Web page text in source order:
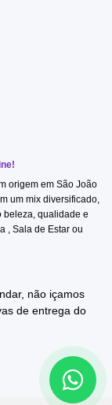
origem em São João
um mix diversificado,
beleza, qualidade e
, Sala de Estar ou
não içamos
de entrega do